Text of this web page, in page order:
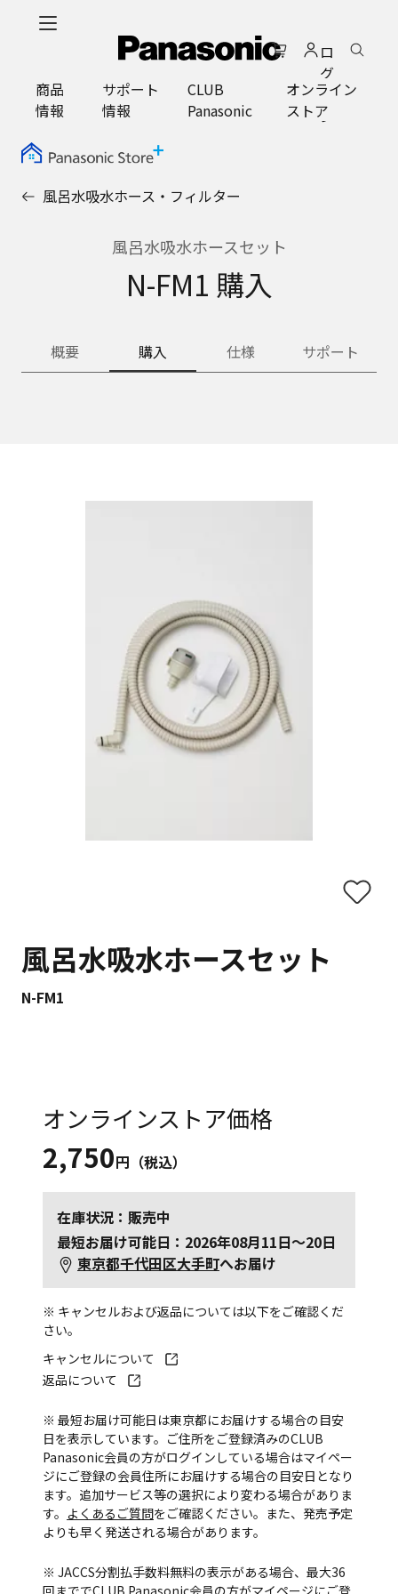
ロ
グ
イ
ン
商品
情報
サポート
情報
CLUB
Panasonic
オンライン
ストア
風呂水吸水ホース・フィルター
風呂水吸水ホースセット
N-FM1 購入
概要 購入 仕様 サポート
風呂水吸水ホースセット
N-FM1
オンラインストア価格
2,750円（税込）
在庫状況：販売中
最短お届け可能日：2026年08月11日～20日
東京都千代田区大手町へお届け
※ キャンセルおよび返品については以下をご確認くだ
さい。
キャンセルについて
返品について
※ 最短お届け可能日は東京都にお届けする場合の目安
日を表示しています。ご住所をご登録済みのCLUB
Panasonic会員の方がログインしている場合はマイペー
ジにご登録の会員住所にお届けする場合の目安日となり
ます。追加サービス等の選択により変わる場合がありま
す。 よくあるご質問をご確認ください。また、発売予定
よりも早く発送される場合があります。
※ JACCS分割払手数料無料の表示がある場合、最大36
回まででCLUB Panasonic会員の方がマイページにご登